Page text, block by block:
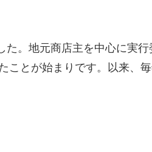
。地元商店主を中心に実
ことが始まりです。以来、